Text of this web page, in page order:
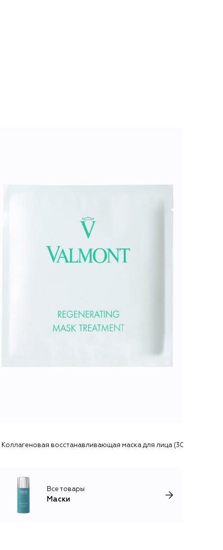
Коллагеновая восстанавливающая маска для лица (30g) Valmont
Все товары
Маски